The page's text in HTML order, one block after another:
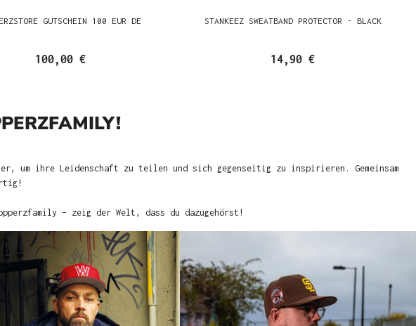
GUTSCHEIN 100 EUR DE
100,00 €
STANKEEZ SWEATBAND PROTECTOR - BLACK
14,90 €
um ihre Leidenschaft zu teilen und sich gegenseitig zu inspirieren. Gemeinsam
– zeig der Welt, dass du dazugehörst!